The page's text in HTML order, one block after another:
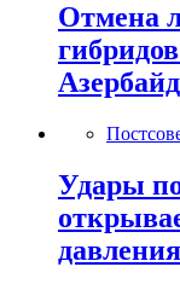
Отмена
Удары